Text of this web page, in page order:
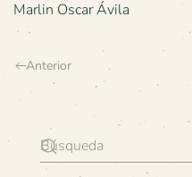
Marlin Oscar Ávila
Anterior